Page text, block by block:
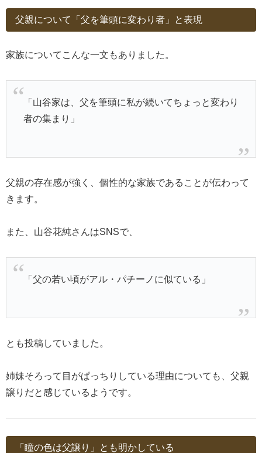
父親について「父を筆頭に変わり者」と表現
家族についてこんな一文もありました。
「山谷家は、父を筆頭に私が続いてちょっと変わり
者の集まり」
父親の存在感が強く、個性的な家族であることが伝わって
きます。
また、山谷花純さんはSNSで、
「父の若い頃がアル・パチーノに似ている」
とも投稿していました。
姉妹そろって目がぱっちりしている理由についても、父親
譲りだと感じているようです。
「瞳の色は父譲り」とも明かしている